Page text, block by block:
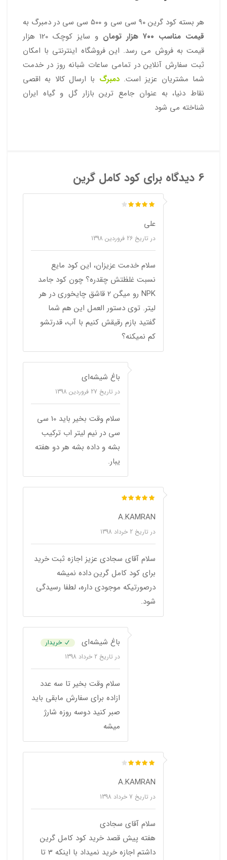
هر بسته کود گرین ۹۰ سی سی و ۵۰۰ سی سی در دمبرگ به
قیمت مناسب ۷۰۰ هزار تومان
و سایز کوچک 120 هزار
قیمت به فروش می رسد. این فروشگاه اینترنتی با امکان
ثبت سفارش آنلاین در تمامی ساعات شبانه روز در خدمت
شما مشتریان عزیز است.دمبرگ با ارسال کالا به اقصی
نقاط دنیا، به عنوان جامع ترین بازار گل و گیاه ایران
شناخته می شود
6 دیدگاه برای کود کامل گرین
علی
در تاریخ 26 فروردین 1398
سلام خدمت عزیزان، این کود مایع
نسبت غلظتش چقدره؟ چون کود جامد
NPK رو میگن 2 قاشق چایخوری در هر
لیتر. توی دستور العمل این هم شما
گفتید بازم رقیقش کنیم با آب، قدرتشو
کم نمیکنه؟
باغ شیشه‌ای
در تاریخ 27 فروردین 1398
سلام وقت بخیر باید 10 سی
سی در نیم لیتر اب ترکیب
بشه و داده بشه هر دو هفته
یبار.
A.KAMRAN
در تاریخ 2 خرداد 1398
سلام آقای سجادی عزیز اجازه ثبت خرید
برای کود کامل گرین داده نمیشه
درصورتیکه موجودی داره، لطفا رسیدگی
شود.
باغ شیشه‌ای
خریدار
در تاریخ 2 خرداد 1398
سلام وقت بخیر تا سه عدد
ازاده برای سفارش مابقی باید
صبر کنید دوسه روزه شارژ
میشه
A.KAMRAN
در تاریخ 7 خرداد 1398
سلام آقای سجادی
هفته پیش قصد خرید کود کامل گرین
داشتم اجازه خرید نمیداد با اینکه 3 تا